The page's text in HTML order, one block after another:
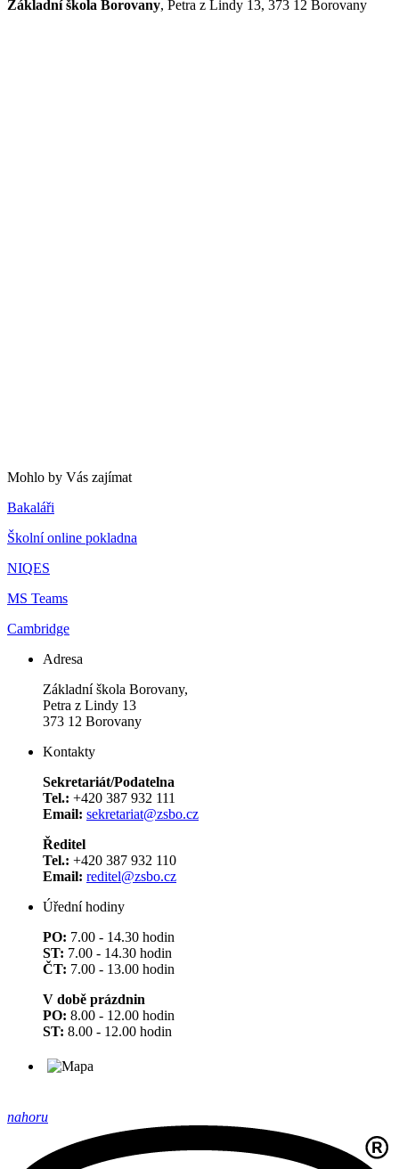
Základní škola Borovany, Petra z Lindy 13, 373 12 Borovany
Mohlo by Vás zajímat
Bakaláři
Školní online pokladna
NIQES
MS Teams
Cambridge
Adresa
Základní škola Borovany,
Petra z Lindy 13
373 12 Borovany
Kontakty
Sekretariát/Podatelna
Tel.: +420 387 932 111
Email: sekretariat@zsbo.cz
Ředitel
Tel.: +420 387 932 110
Email: reditel@zsbo.cz
Úřední hodiny
PO: 7.00 - 14.30 hodin
ST: 7.00 - 14.30 hodin
ČT: 7.00 - 13.00 hodin
V době prázdnin
PO: 8.00 - 12.00 hodin
ST: 8.00 - 12.00 hodin
nahoru